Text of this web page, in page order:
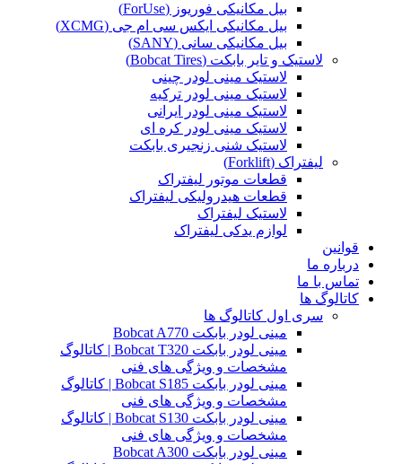
بیل مکانیکی فوریوز (ForUse)
بیل مکانیکی ایکس سی ام جی (XCMG)
بیل مکانیکی سانی (SANY)
لاستیک و تایر بابکت (Bobcat Tires)
لاستیک مینی لودر چینی
لاستیک مینی لودر ترکیه
لاستیک مینی لودر ایرانی
لاستیک مینی لودر کره ای
لاستیک شنی زنجیری بابکت
لیفتراک (Forklift)
قطعات موتور لیفتراک
قطعات هیدرولیکی لیفتراک
لاستیک لیفتراک
لوازم یدکی لیفتراک
قوانین
درباره ما
تماس با ما
کاتالوگ ها
سری اول کاتالوگ ها
مینی لودر بابکت Bobcat A770
مینی لودر بابکت Bobcat T320 | کاتالوگ
مشخصات و ویژگی های فنی
مینی لودر بابکت Bobcat S185 | کاتالوگ
مشخصات و ویژگی های فنی
مینی لودر بابکت Bobcat S130 | کاتالوگ
مشخصات و ویژگی های فنی
مینی لودر بابکت Bobcat A300